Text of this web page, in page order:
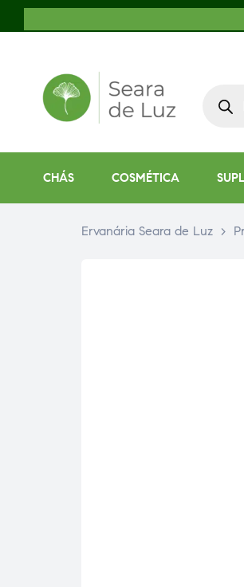
CHÁS COSMÉTICA
Ervanária Seara de Luz >